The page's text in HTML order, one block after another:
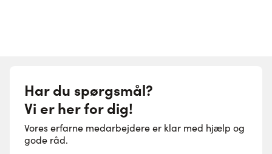
Har du spørgsmål?
Vi er her for dig!
Vores erfarne medarbejdere er klar med hjælp og
gode råd.